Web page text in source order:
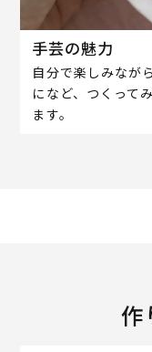
手芸の魅力
自分で楽しみなが
になど、つくって
ます。
作